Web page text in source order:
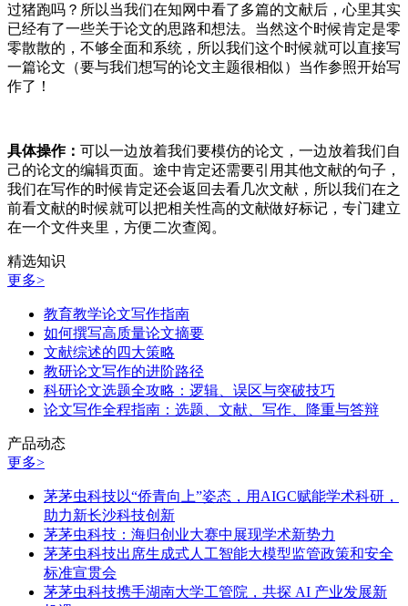
过猪跑吗？所以当我们在知网中看了多篇的文献后，心里其实
已经有了一些关于论文的思路和想法。当然这个时候肯定是零
零散散的，不够全面和系统，所以我们这个时候就可以直接写
一篇论文（要与我们想写的论文主题很相似）当作参照开始写
作了！
具体操作： 可以一边放着我们要模仿的论文，一边放着我们自
己的论文的编辑页面。途中肯定还需要引用其他文献的句子，
我们在写作的时候肯定还会返回去看几次文献，所以我们在之
前看文献的时候就可以把相关性高的文献做好标记，专门建立
在一个文件夹里，方便二次查阅。
精选知识
更多>
教育教学论文写作指南
如何撰写高质量论文摘要
文献综述的四大策略
教研论文写作的进阶路径
科研论文选题全攻略：逻辑、误区与突破技巧
论文写作全程指南：选题、文献、写作、降重与答辩
产品动态
更多>
茅茅虫科技以“侨青向上”姿态，用AIGC赋能学术科研，
助力新长沙科技创新
茅茅虫科技：海归创业大赛中展现学术新势力
茅茅虫科技出席生成式人工智能大模型监管政策和安全
标准宣贯会
茅茅虫科技携手湖南大学工管院，共探 AI 产业发展新